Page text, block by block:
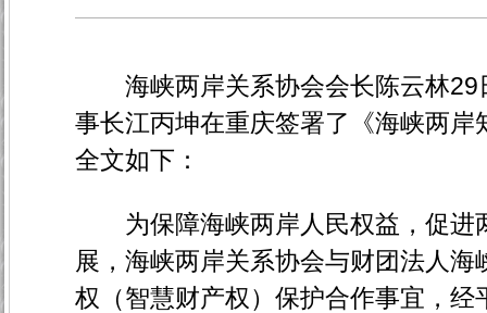
海峡两岸关系协会会长陈云林29
事长江丙坤在重庆签署了《海峡两
全文如下：
为保障海峡两岸人民权益，促进
展，海峡两岸关系协会与财团法人
权（智慧财产权）保护合作事宜，